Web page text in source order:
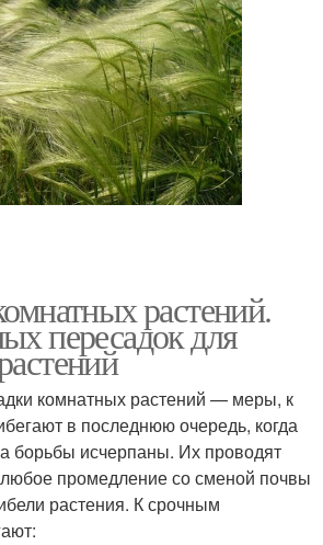
растений.
пересадок для
комнатных растений — меры, к
в последнюю очередь, когда
борьбы исчерпаны. Их проводят
любое промедление со сменой почвы
растения. К срочным